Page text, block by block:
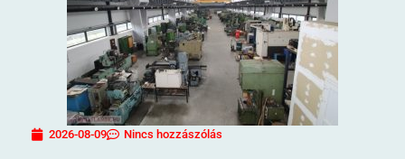
2026-08-09 Nincs hozzászólás